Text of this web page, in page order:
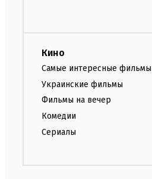
Кино
Самые интересные фильмы
Украинские фильмы
Фильмы на вечер
Комедии
Сериалы